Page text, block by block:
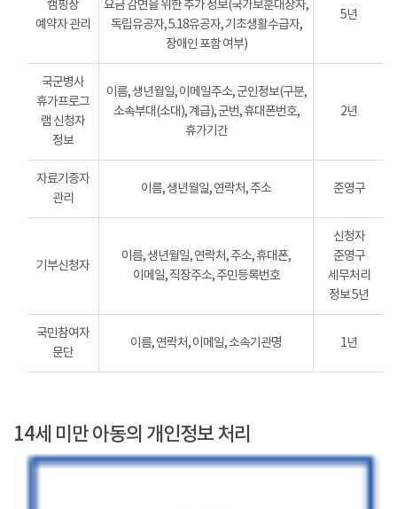
캠핑장
예약자 관리
요금 감면을 위한 추가 정보(국가보훈대상자,
독립유공자, 5.18유공자, 기초생활수급자,
장애인 포함 여부)
5년
국군병사
휴가프로그
램 신청자
정보
이름, 생년월일, 이메일주소, 군인정보(구분,
소속부대(소대), 계급), 군번, 휴대폰번호,
휴가기간
2년
자료기증자
관리
이름, 생년월일, 연락처, 주소 준영구
기부신청자
이름, 생년월일, 연락처, 주소, 휴대폰,
이메일, 직장주소, 주민등록번호
신청자
준영구
세무처리
정보 5년
국민참여자
문단
이름, 연락처, 이메일, 소속기관명 1년
14세 미만 아동의 개인정보 처리